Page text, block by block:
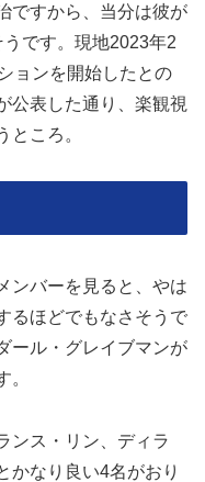
ですから、当分は彼が
です。現地2023年2
ョンを開始したとの
公表した通り、楽観視
ところ。
ンバーを見ると、やは
るほどでもなさそうで
ール・グレイブマンが
。
ンス・リン、ディラ
かなり良い4名がおり